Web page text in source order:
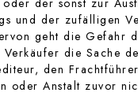
der sonst zur
und der zufälligen
geht die
die Sache
den
oder Anstalt zuvor